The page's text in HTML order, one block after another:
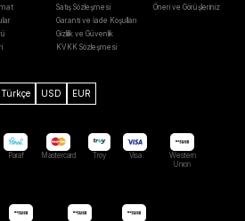
Satış Sözleşmesi
Garanti ve İade Koşulları
Gizlilik ve Güvenlik
KVKK Sözleşmesi
Öneri ve Görüşleriniz
Türkçe USD EUR
Paraf Mastercard Troy Visa
Western
Unıon